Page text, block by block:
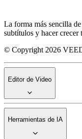
La forma más sencilla
subtítulos y hacer crecer
© Copyright 2026
Editor de Video
Herramientas de IA